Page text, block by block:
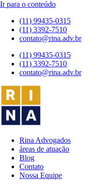
Ir para o conteúdo
(11) 99435-0315
(11) 3392-7510
contato@rina.adv.br
(11) 99435-0315
(11) 3392-7510
contato@rina.adv.br
Rina Advogados
áreas de atuação
Blog
Contato
Nossa Equipe